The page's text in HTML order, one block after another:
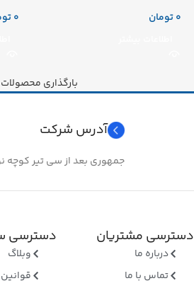
تومان
بارگذاری
آدرس شرکت
جمهوری بعد از سی تیر کوچه
دسترسی مشتریان
درباره ما
تماس با ما
دسترسی
وبلاگ